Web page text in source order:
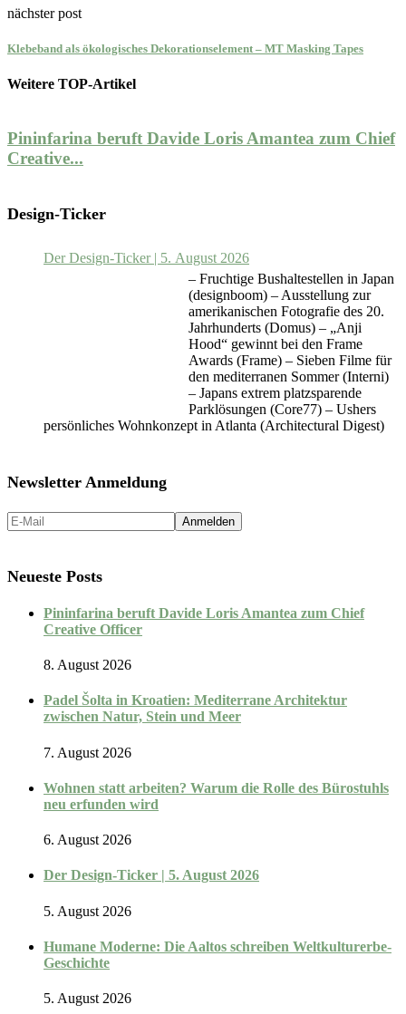
nächster post
Klebeband als ökologisches Dekorationselement – MT Masking Tapes
Weitere TOP-Artikel
Pininfarina beruft Davide Loris Amantea zum Chief
Creative...
Design-Ticker
Der Design-Ticker | 5. August 2026
– Fruchtige Bushaltestellen in Japan
(designboom) – Ausstellung zur
amerikanischen Fotografie des 20.
Jahrhunderts (Domus) – „Anji
Hood“ gewinnt bei den Frame
Awards (Frame) – Sieben Filme für
den mediterranen Sommer (Interni)
– Japans extrem platzsparende
Parklösungen (Core77) – Ushers
persönliches Wohnkonzept in Atlanta (Architectural Digest)
Newsletter Anmeldung
Neueste Posts
Pininfarina beruft Davide Loris Amantea zum Chief
Creative Officer
8. August 2026
Padel Šolta in Kroatien: Mediterrane Architektur
zwischen Natur, Stein und Meer
7. August 2026
Wohnen statt arbeiten? Warum die Rolle des Bürostuhls
neu erfunden wird
6. August 2026
Der Design-Ticker | 5. August 2026
5. August 2026
Humane Moderne: Die Aaltos schreiben Weltkulturerbe-
Geschichte
5. August 2026